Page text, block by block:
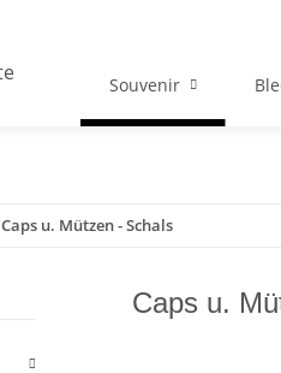
Souvenir
Caps u. Mützen - Schals
Caps u.